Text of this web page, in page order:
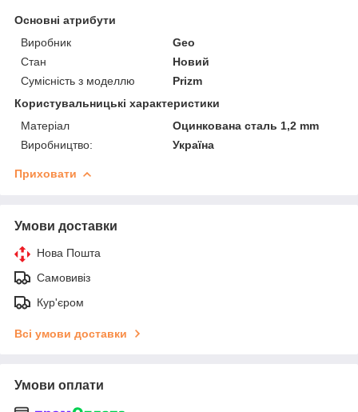
Основні атрибути
Виробник
Geo
Стан
Новий
Сумісність з моделлю
Prizm
Користувальницькі характеристики
Матеріал
Оцинкована сталь 1,2 mm
Виробництво:
Україна
Приховати
Умови доставки
Нова Пошта
Самовивіз
Кур'єром
Всі умови доставки
Умови оплати